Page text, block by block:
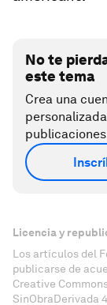
No te
este tema
Crea una
Licencia y
Los artículos del
publicarse de
Creative
SinObraDerivada